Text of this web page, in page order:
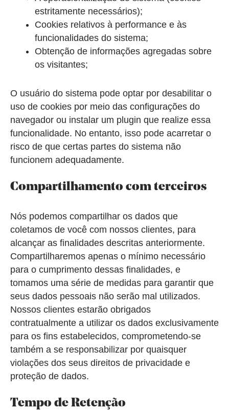
estritamente necessários);
Cookies relativos à performance e às
funcionalidades do sistema;
Obtenção de informações agregadas sobre
os visitantes;
O usuário do sistema pode optar por desabilitar o
uso de cookies por meio das configurações do
navegador ou instalar um plugin que realize essa
funcionalidade. No entanto, isso pode acarretar o
risco de que certas partes do sistema não
funcionem adequadamente.
Compartilhamento com terceiros
Nós podemos compartilhar os dados que
coletamos de você com nossos clientes, para
alcançar as finalidades descritas anteriormente.
Compartilharemos apenas o mínimo necessário
para o cumprimento dessas finalidades, e
tomamos uma série de medidas para garantir que
seus dados pessoais não serão mal utilizados.
Nossos clientes estarão obrigados
contratualmente a utilizar os dados exclusivamente
para os fins estabelecidos, comprometendo-se
também a se responsabilizar por quaisquer
violações dos seus direitos de privacidade e
proteção de dados.
Tempo de Retenção